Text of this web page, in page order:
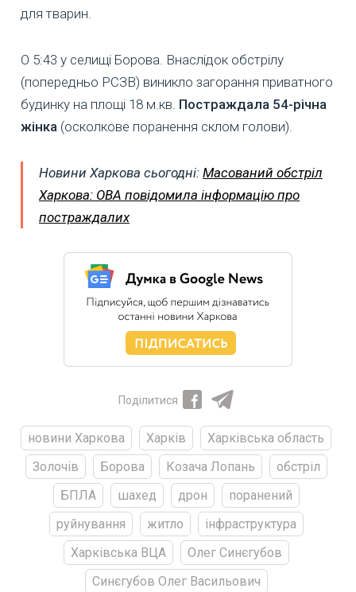
для тварин.
О 5:43 у селищі Борова. Внаслідок обстрілу
(попередньо РСЗВ) виникло загорання приватного
будинку на площі 18 м.кв. Постраждала 54-річна
жінка (осколкове поранення склом голови).
Новини Харкова сьогодні: Масований обстріл
Харкова: ОВА повідомила інформацію про
постраждалих
Поділитися
новини Харкова Харків
Харківська область
Золочів
Борова Козача Лопань
обстріл
БПЛА
шахед дрон
поранений
руйнування
житло
інфраструктура
Харківська ВЦА
Олег Синєгубов
Синєгубов Олег Васильович